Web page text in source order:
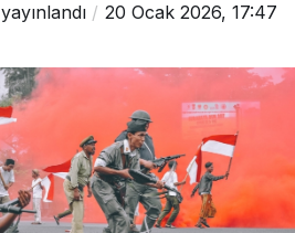
yayınlandı
20 Ocak 2026, 17:47